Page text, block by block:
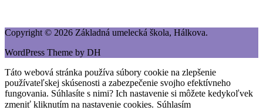
Copyright © 2026 Základná umelecká škola, Hálkova.
WordPress Theme by DH
Táto webová stránka používa súbory cookie na zlepšenie
používateľskej skúsenosti a zabezpečenie svojho efektívneho
fungovania. Súhlasíte s nimi? Ich nastavenie si môžete kedykoľvek
zmeniť kliknutím na nastavenie cookies. Súhlasím